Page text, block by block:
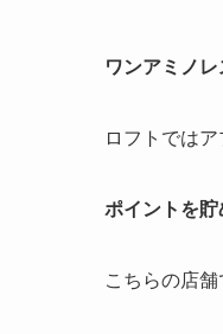
ワンアミノ
ロフトでは
ポイントを貯
こちらの店舗